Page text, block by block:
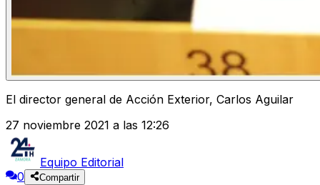
El director general de Acción Exterior, Carlos Aguilar
27 noviembre 2021 a las 12:26
Equipo Editorial
0
Compartir